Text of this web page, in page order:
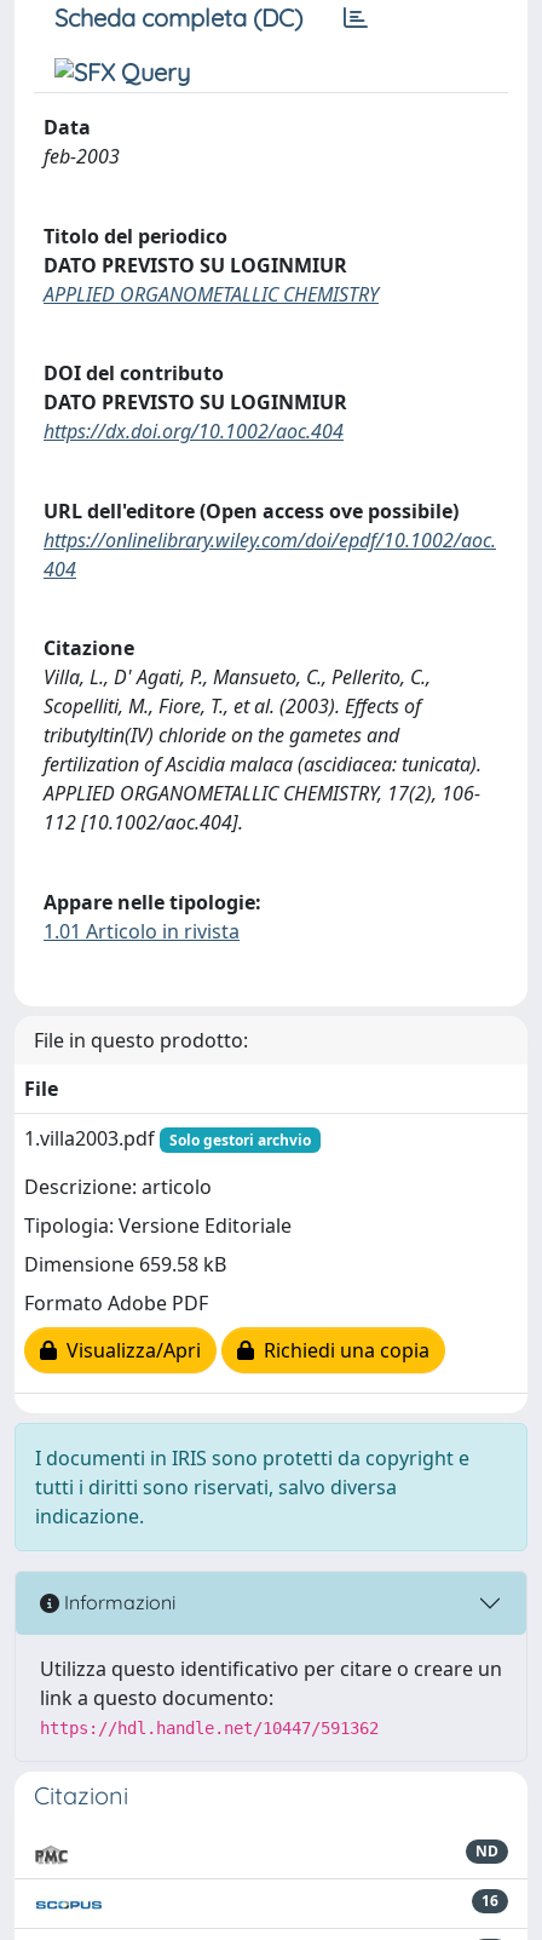
Scheda completa (DC)
Data
feb-2003
Titolo del periodico
DATO PREVISTO SU LOGINMIUR
APPLIED ORGANOMETALLIC CHEMISTRY
DOI del contributo
DATO PREVISTO SU LOGINMIUR
https://dx.doi.org/10.1002/aoc.404
URL dell'editore (Open access ove possibile)
https://onlinelibrary.wiley.com/doi/epdf/10.1002/aoc.
404
Citazione
Villa, L., D' Agati, P., Mansueto, C., Pellerito, C.,
Scopelliti, M., Fiore, T., et al. (2003). Effects of
tributyltin(IV) chloride on the gametes and
fertilization of Ascidia malaca (ascidiacea: tunicata).
APPLIED ORGANOMETALLIC CHEMISTRY, 17(2), 106-
112 [10.1002/aoc.404].
Appare nelle tipologie:
1.01 Articolo in rivista
File in questo prodotto:
File
1.villa2003.pdf
Solo gestori archvio
Descrizione: articolo
Tipologia: Versione Editoriale
Dimensione 659.58 kB
Formato Adobe PDF
Visualizza/Apri
Richiedi una copia
I documenti in IRIS sono protetti da copyright e
tutti i diritti sono riservati, salvo diversa
indicazione.
Informazioni
Utilizza questo identificativo per citare o creare un
link a questo documento:
https://hdl.handle.net/10447/591362
Citazioni
ND
16